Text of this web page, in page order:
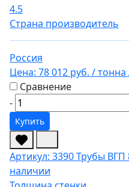
4.5
Страна производитель
Россия
Цена: 78 012 руб. / тонна
Сравнение
-
Купить
Артикул: 3390Трубы ВГП
наличии